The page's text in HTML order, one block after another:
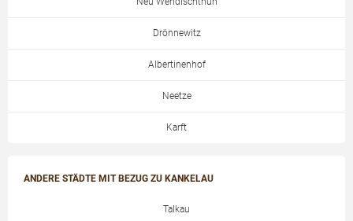
Drönnewitz
Albertinenhof
Neetze
Karft
ANDERE STÄDTE MIT BEZUG ZU KANKELAU
Talkau